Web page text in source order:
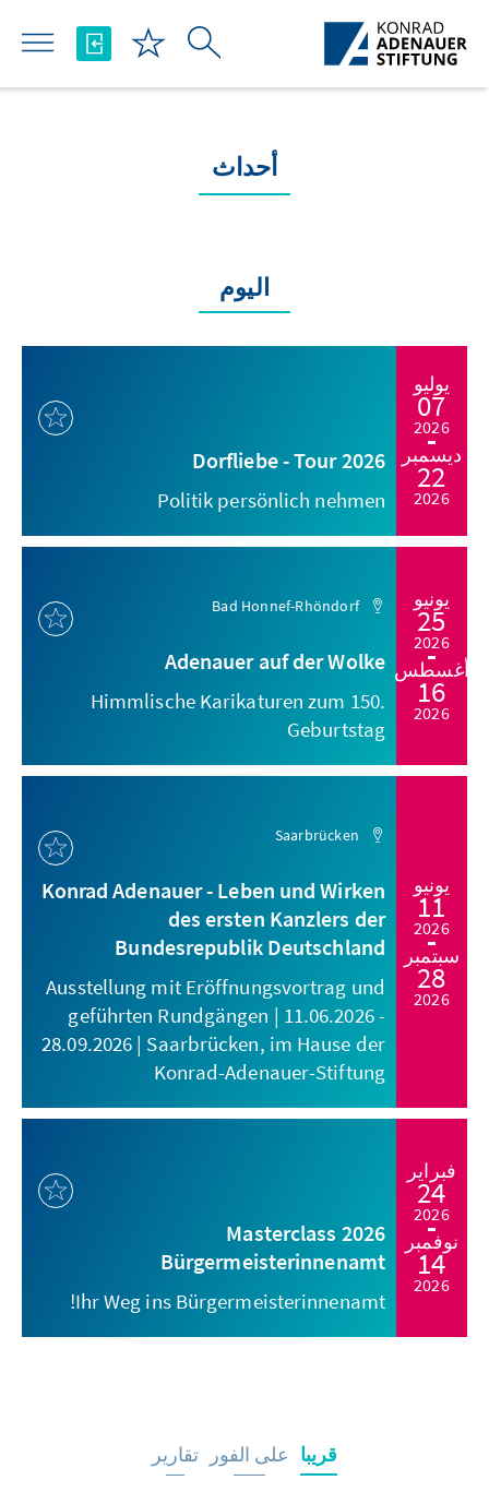
تخطي إلى المحتوى الرئيسي
أحداث
اليوم
يوليو
07
2026
ديسمبر
22
2026
Dorfliebe - Tour 2026
Politik persönlich nehmen
يونيو
25
2026
أغسطس
16
2026
Bad Honnef-Rhöndorf
Adenauer auf der Wolke
Himmlische Karikaturen zum 150.
Geburtstag
يونيو
11
2026
سبتمبر
28
2026
Saarbrücken
Konrad Adenauer - Leben und Wirken
des ersten Kanzlers der
Bundesrepublik Deutschland
Ausstellung mit Eröffnungsvortrag und
geführten Rundgängen | 11.06.2026 -
28.09.2026 | Saarbrücken, im Hause der
Konrad-Adenauer-Stiftung
فبراير
24
2026
نوفمبر
14
2026
Masterclass 2026
Bürgermeisterinnenamt
Ihr Weg ins Bürgermeisterinnenamt!
قريبا على الفور تقارير